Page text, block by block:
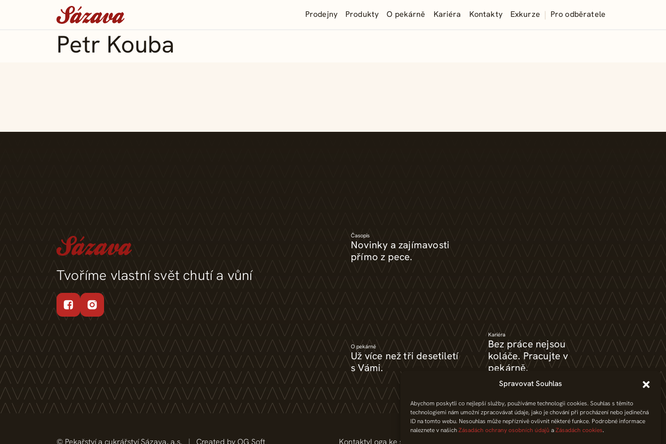
Spravovat Souhlas
Abychom poskytli co nejlepší služby, používáme technologii cookies. Souhlas s těmito
technologiemi nám umožní zpracovávat údaje, jako je chování při procházení nebo jedinečná
ID na tomto webu. Nesouhlas může nepříznivě ovlivnit některé funkce. Podrobné informace
naleznete v našichZásadách ochrany osobních údajů aZásadách cookies.
Prodejny Produkty O pekárně Kariéra Kontakty Exkurze | Pro odběratele
Petr Kouba
Tvoříme vlastní svět chutí a vůní
Časopis
Novinky a zajímavosti
přímo z pece.
O pekárně
Už více než tři desetiletí
s Vámi.
Kariéra
Bez práce nejsou
koláče. Pracujte v
pekárně.
© Pekařství a cukrářství Sázava, a.s. | Created by OG Soft KontaktyLoga ke stažení